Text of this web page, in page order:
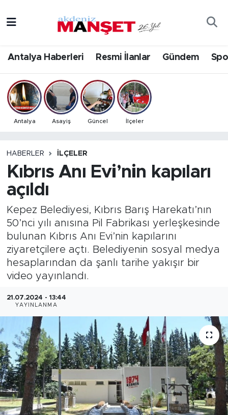
Antalya Haberleri Resmi İlanlar Gündem
Antalya Asayiş Güncel İlçeler
HABERLER İLÇELER
Kıbrıs Anı Evi’nin kapıları
açıldı
Kepez Belediyesi, Kıbrıs Barış Harekatı’nın
50’nci yılı anısına Pil Fabrikası yerleşkesinde
bulunan Kıbrıs Anı Evi’nin kapılarını
ziyaretçilere açtı. Belediyenin sosyal medya
hesaplarından da şanlı tarihe yakışır bir
video yayınlandı.
21.07.2024 - 13:44
YAYINLANMA
Bilim & Teknoloji
Eğitim
Ekonomi
Gündem
İlçeler
Kültür- Sanat
Magazin
Özel Haber
Politika
Resmi İlanlar
Sağlık
Spor
Turizm
Antalya Hava Durumu
Antalya Namaz Vakitleri
Antalya Trafik Yoğunluk Haritası
Tüm Manşetler
Son Dakika Haberleri
Haber Arşivi